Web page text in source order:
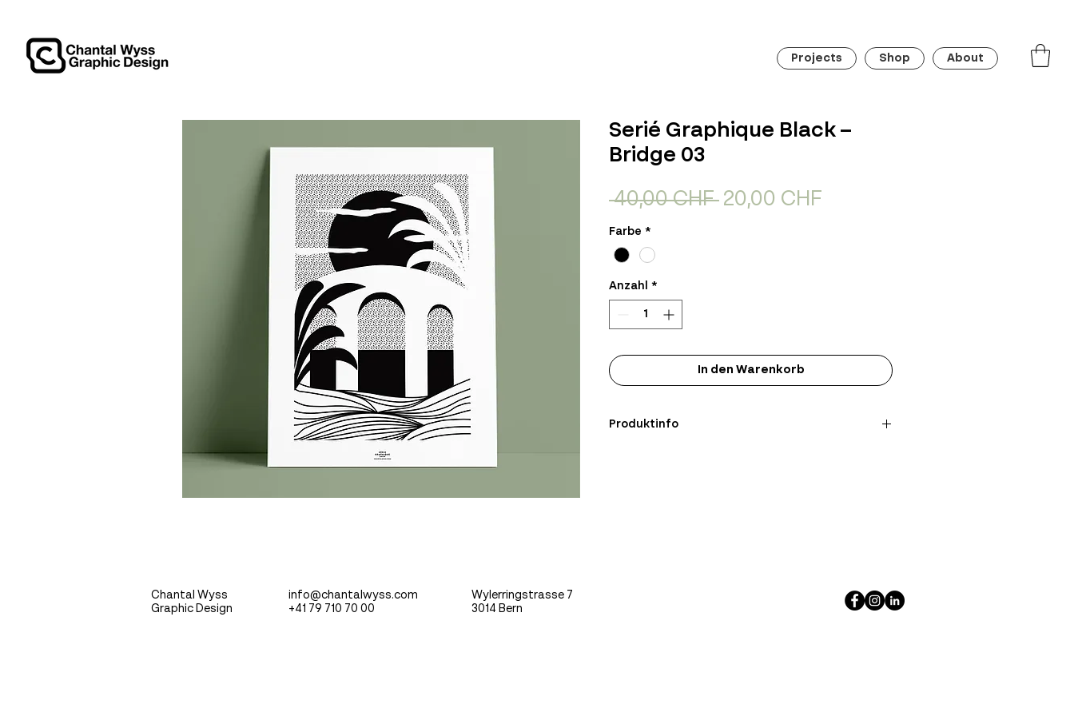
Projects Shop About
Serié Graphique Black –
Bridge 03
40,00 CHF Standardpreis
20,00 CHF
Farbe *
Anzahl *
In den Warenkorb
Produktinfo
Chantal Wyss
Graphic Design
info@chantalwyss.com
+41 79 710 70 00
Wylerringstrasse 7
3014 Bern